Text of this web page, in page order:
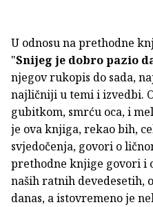
U odnosu na prethodne
"Snijeg je dobro pazio
njegov rukopis do sada,
najličniji u temi i izvedbi.
gubitkom, smrću oca, i
je ova knjiga, rekao bih,
svjedočenja, govori o
prethodne knjige govori i
naših ratnih devedesetih,
danas, a istovremeno je